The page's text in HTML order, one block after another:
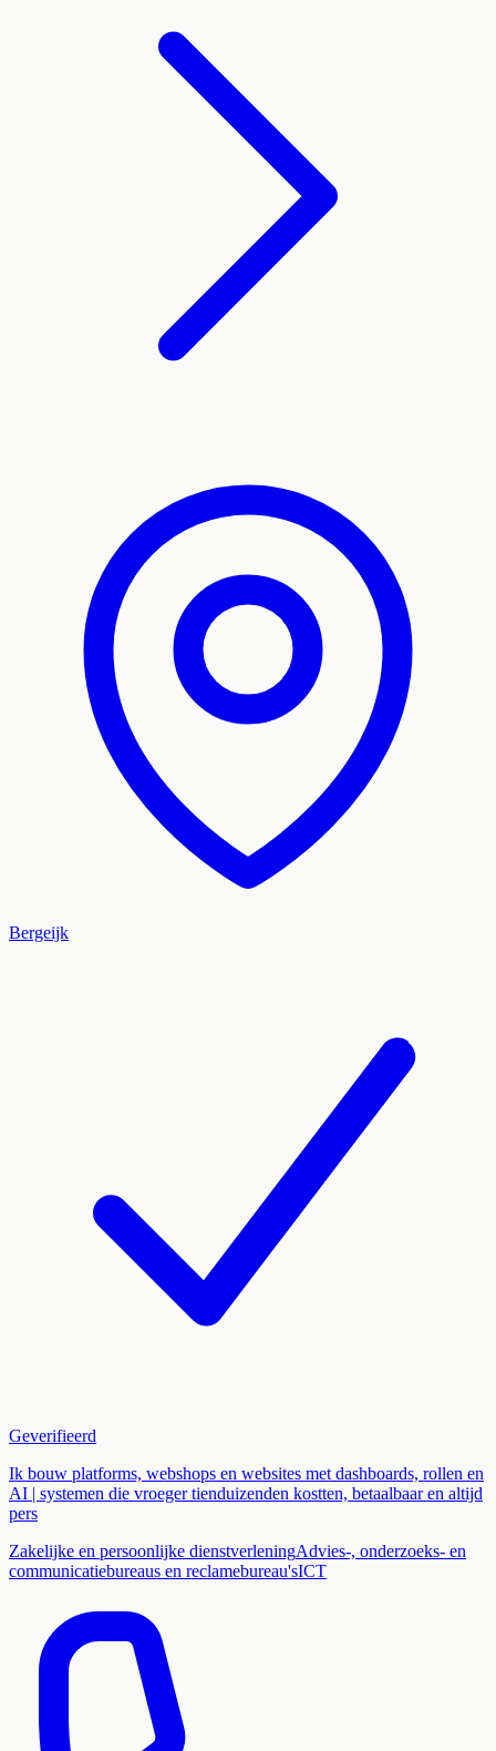
Bergeijk
Geverifieerd
Ik bouw platforms, webshops en websites met dashboards, rollen en
AI | systemen die vroeger tienduizenden kostten, betaalbaar en altijd
pers
Zakelijke en persoonlijke dienstverleningAdvies-, onderzoeks- en
communicatiebureaus en reclamebureau'sICT